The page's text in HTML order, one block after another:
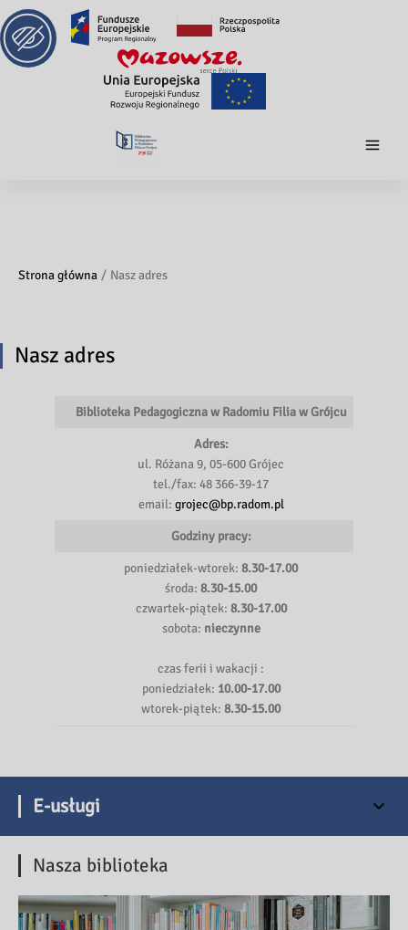
Strona główna Nasz adres
Nasz adres
Biblioteka Pedagogiczna w Radomiu Filia w Grójcu
Adres:
ul. Różana 9, 05-600 Grójec
tel./fax: 48 366-39-17
email: grojec@bp.radom.pl
Godziny pracy:
poniedziałek-wtorek: 8.30-17.00
środa: 8.30-15.00
czwartek-piątek: 8.30-17.00
sobota: nieczynne
czas ferii i wakacji :
poniedziałek: 10.00-17.00
wtorek-piątek: 8.30-15.00
E-usługi
Nasza biblioteka